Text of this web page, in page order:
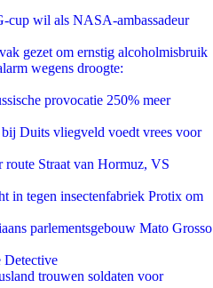
cup wil als NASA-ambassadeur
gezet om ernstig alcoholmisbruik
wegens droogte:
provocatie 250% meer
Duits vliegveld voedt vrees voor
route Straat van Hormuz, VS
in tegen insectenfabriek Protix om
parlementsgebouw Mato Grosso
Detective
trouwen soldaten voor